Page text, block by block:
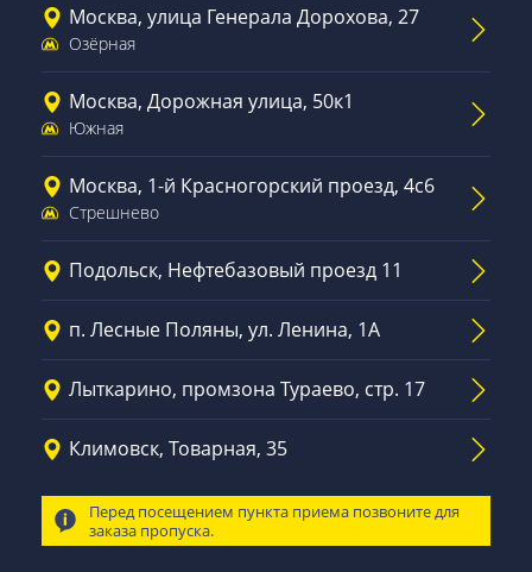
Москва, улица Генерала Дорохова, 27
Озёрная
Москва, Дорожная улица, 50к1
Южная
Москва, 1-й Красногорский проезд, 4с6
Стрешнево
Подольск, Нефтебазовый проезд 11
п. Лесные Поляны, ул. Ленина, 1А
Лыткарино, промзона Тураево, стр. 17
Климовск, Товарная, 35
Перед посещением пункта приема позвоните для
заказа пропуска.